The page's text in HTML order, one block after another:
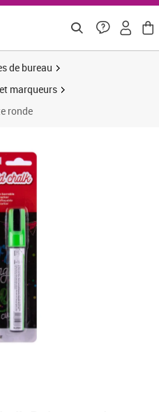
de bureau
marqueurs
ronde